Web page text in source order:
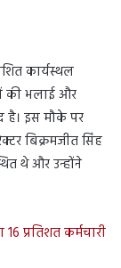
कार्यस्थल
की भलाई और
है। इस मौके पर
बिक्रमजीत सिंह
थे और उन्होंने
प्रतिशत कर्मचारी